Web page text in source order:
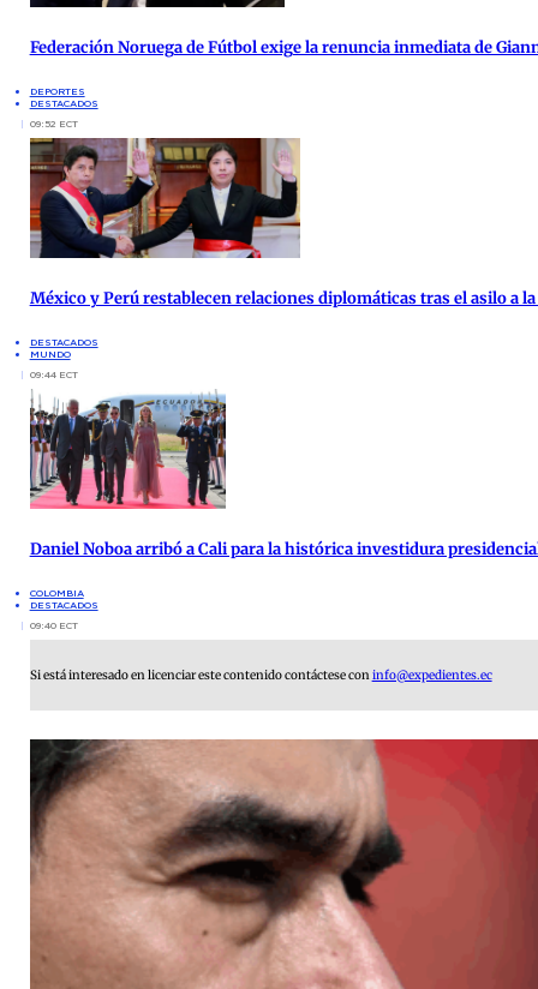
Federación Noruega de Fútbol exige la renuncia inmediata de
DEPORTES
DESTACADOS
09:52 ECT
México y Perú restablecen relaciones diplomáticas tras el asilo a
DESTACADOS
MUNDO
09:44 ECT
Daniel Noboa arribó a Cali para la histórica investidura
COLOMBIA
DESTACADOS
09:40 ECT
Si está interesado en licenciar este contenido contáctese coninfo@expedientes.ec